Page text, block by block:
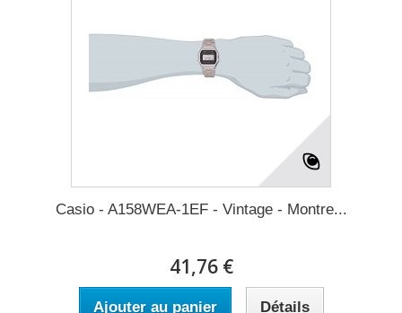
Casio - A158WEA-1EF - Vintage - Montre...
41,76 €
Ajouter au panier Détails